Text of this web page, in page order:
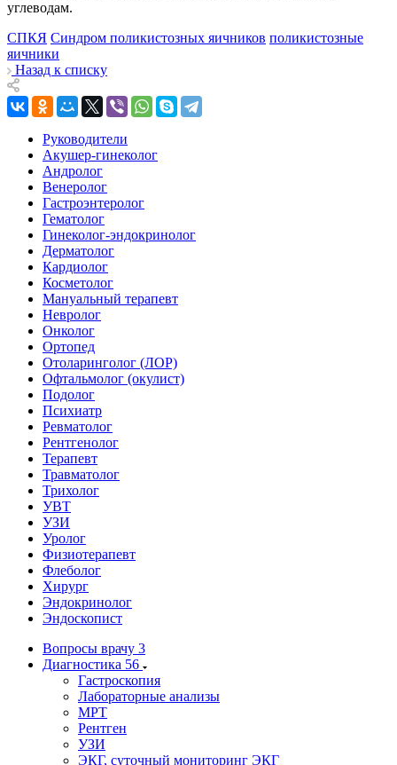
углеводам.
СПКЯ Синдром поликистозных яичников поликистозные
яичники
Назад к списку
Руководители
Акушер-гинеколог
Андролог
Венеролог
Гастроэнтеролог
Гематолог
Гинеколог-эндокринолог
Дерматолог
Кардиолог
Косметолог
Мануальный терапевт
Невролог
Онколог
Ортопед
Отоларинголог (ЛОР)
Офтальмолог (окулист)
Подолог
Психиатр
Ревматолог
Рентгенолог
Терапевт
Травматолог
Трихолог
УВТ
УЗИ
Уролог
Физиотерапевт
Флеболог
Хирург
Эндокринолог
Эндоскопист
Вопросы врачу 3
Диагностика 56
Гастроскопия
Лабораторные анализы
МРТ
Рентген
УЗИ
ЭКГ, суточный мониторинг ЭКГ